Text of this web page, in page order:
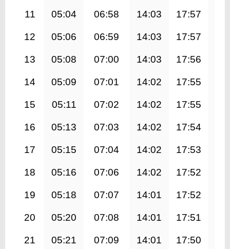
11 05:04 06:58 14:03 17:57
12 05:06 06:59 14:03 17:57
13 05:08 07:00 14:03 17:56
14 05:09 07:01 14:02 17:55
15 05:11 07:02 14:02 17:55
16 05:13 07:03 14:02 17:54
17 05:15 07:04 14:02 17:53
18 05:16 07:06 14:02 17:52
19 05:18 07:07 14:01 17:52
20 05:20 07:08 14:01 17:51
21 05:21 07:09 14:01 17:50